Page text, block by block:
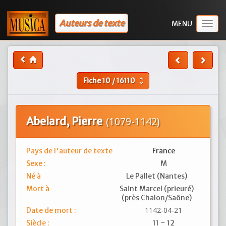
Auteurs de texte
Fiche10 /16110 unfold_more
Abelard, Pierre (1079-1142)
Pays de l'auteur de texte
France
Sexe :
M
Né à
Le Pallet (Nantes)
Mort à
Saint Marcel (prieuré)
(près Chalon/Saône)
Date de mort :
1142-04-21
Siècle : 11 ~ 12